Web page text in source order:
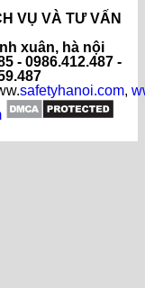
VỤ VÀ TƯ VẤN
xuân, hà nội
- 0986.412.487 -
safetyhanoi.com,